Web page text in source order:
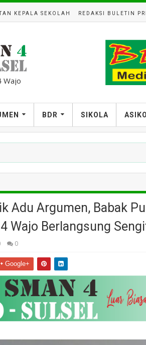
KEPALA SEKOLAH REDAKSI BULETIN
Wajo
BDR SIKOLA
Adu Argumen, Babak
Wajo Berlangsung
0
Google+